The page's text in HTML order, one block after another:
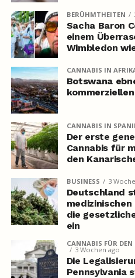
BERÜHMTHEITEN
Sacha Baron
einem
Wimbledon
CANNABIS IN
Botswana
CANNABIS IN
Der erste
Cannabis für
den
BUSINESS 3
Deutschland
die
ein
CANNABIS FÜR
3 Wochen ago
Die
Pennsylvania